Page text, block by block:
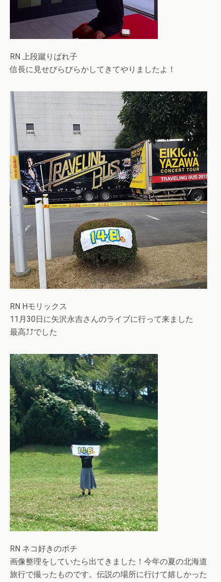
RN 上段蹴りぱれ子
信長に見せびらびらかしてきてやりましたよ！
RN Hモリックス
11月30日に矢沢永吉さんのライブに行って来ました
最高⤴⤴でした
RN ネコ好きのポチ
画像整理をしていたら出てきました！今年の夏の北海道
旅行で撮ったものです。伝説の場所に行けて嬉しかった